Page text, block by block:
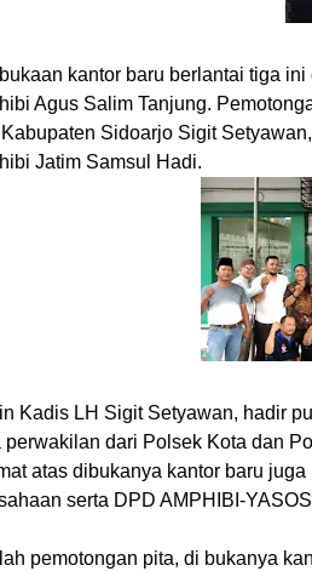
kantor baru berlantai tiga
Agus Salim Tanjung.
Sidoarjo Sigit
Jatim Samsul Hadi.
Kadis LH Sigit Setyawan, hadir
perwakilan dari Polsek Kota dan
atas dibukanya kantor baru
serta DPD AMPHIBI-
pemotongan pita, di bukanya